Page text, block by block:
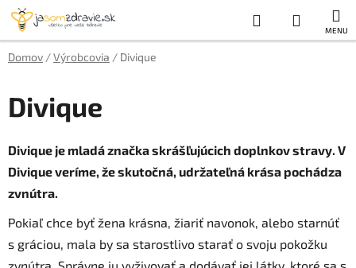
Prejsť
obsah
Hľadať
KOŠÍK
Domov /Výrobcovia / Divique
Divique
Divique je mladá značka skrášľujúcich doplnkov stravy. V
Divique veríme, že skutočná, udržateľná krása pochádza
zvnútra.
Pokiaľ chce byť žena krásna, žiariť navonok, alebo starnúť
s gráciou, mala by sa starostlivo starať o svoju pokožku
zvnútra. Správne ju vyživovať a dodávať jej látky, ktoré sa s